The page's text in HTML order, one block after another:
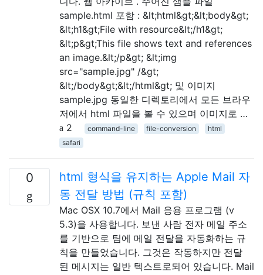
sample.html 포함 : &lt;html&gt;&lt;body&gt;
&lt;h1&gt;File with resource&lt;/h1&gt;
&lt;p&gt;This file shows text and references
an image.&lt;/p&gt; &lt;img
src="sample.jpg" /&gt;
&lt;/body&gt;&lt;/html&gt; 및 이미지
sample.jpg 동일한 디렉토리에서 모든 브라우
저에서 html 파일을 볼 수 있으며 이미지로 …
2
command-line file-conversion
html
safari
0
html 형식을 유지하는 Apple Mail 자
동 전달 방법 (규칙 포함)
Mac OSX 10.7에서 Mail 응용 프로그램 (v
5.3)을 사용합니다. 보낸 사람 전자 메일 주소
를 기반으로 팀에 메일 전달을 자동화하는 규
칙을 만들었습니다. 그것은 작동하지만 전달
된 메시지는 일반 텍스트로되어 있습니다. Mail